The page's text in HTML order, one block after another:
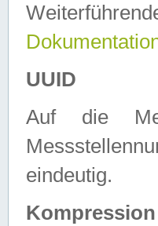
UUID
Auf die
eindeutig.
Kompression